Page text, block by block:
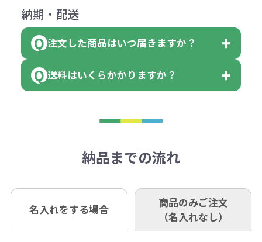
に必要な個数を入力ください。
※10個単位など購入できる単位が決
はまらない数を入力すると、アラー
アラートに従って数を調整してくだ
ください。
（商品の状態により、対応が変わる
※不良商品をご返却いただけない場
います。あらかじめご了承くださ
※不良商品は商品到着後7営業日以
お問合せ先
×色数
※例えば2色印刷の場合には、名入
れ費用が2倍、製版代が2倍必要で
す。
相談下さい。
なお、印刷代はボリュームディスカ
同じ版で多くの数量を印刷すると、1
個当たりの印刷代単価がお安くなり
領収書のダウンロード
詳しくはこちらはご確認ください。
下記口座にお願いします。
■三菱UFJ銀行
小田井支店（おたいしてん）
■ゆうちょ銀行（振替口座）
口座名 株式会社モノベーション
※振り込み手数料はお客さま負担と
なりますのでご注意ください。
納期・配送
注文した商品はいつ届きますか？
既製品の場合、ご入金確認後3営業
ご入金確認後約3週間となります。
定しているものもあります。
あれば、午前中までにご注文とご入
金いただければ翌日着でお送りする
送料はいくらかかりますか？
き別途申し受けます。
も複数ヶ所への納品の場合、別途送
料頂戴する場合がございます。
納品までの流れ
名入れをする場合
商品のみご注文
（名入れなし）